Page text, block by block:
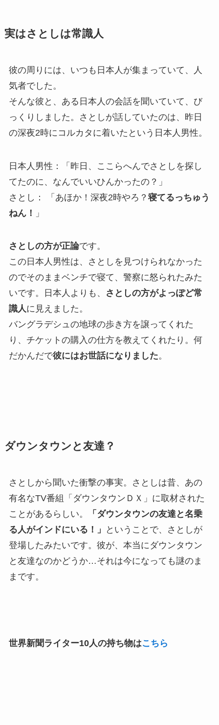
実はさとしは常識人
彼の周りには、いつも日本人が集まっていて、人
気者でした。
そんな彼と、ある日本人の会話を聞いていて、び
っくりしました。さとしが話していたのは、昨日
の深夜2時にコルカタに着いたという日本人男性。
日本人男性：「昨日、ここらへんでさとしを探し
てたのに、なんでいいひんかったの？」
さとし： 「あほか！深夜2時やろ？ 寝てるっちゅう
ねん！
」
さとしの方が正論です。
この日本人男性は、さとしを見つけられなかった
のでそのままベンチで寝て、警察に怒られたみた
いです。日本人よりも、
さとしの方がよっぽど常
識人に見えました。
バングラデシュの地球の歩き方を譲ってくれた
り、チケットの購入の仕方を教えてくれたり。何
だかんだで彼にはお世話になりました。
ダウンタウンと友達？
さとしから聞いた衝撃の事実。さとしは昔、あの
有名なTV番組「ダウンタウンＤＸ」に取材された
ことがあるらしい。
「ダウンタウンの友達と名乗
る人がインドにいる！」
ということで、さとしが
登場したみたいです。彼が、本当にダウンタウン
と友達なのかどうか…それは今になっても謎のま
まです。
世界新聞ライター10人の持ち物はこちら